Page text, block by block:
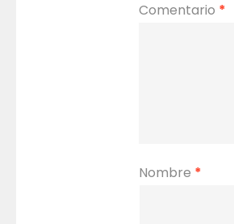
Comentario *
Nombre *